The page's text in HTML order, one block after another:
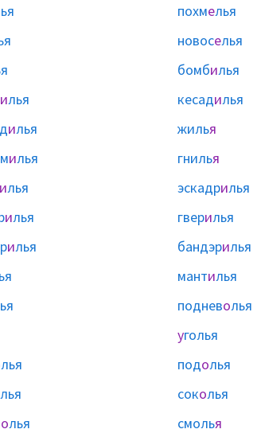
похмелья
новоселья
бомбилья
илья кесадилья
илья жилья
илья гнилья
лья эскадрилья
илья гверилья
илья бандэрилья
мантилья
подневолья
уголья
лья подолья
лья соколья
олья смолья